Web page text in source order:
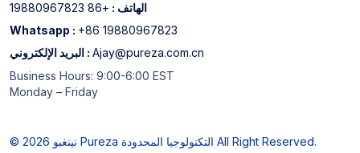
الهاتف : +86 19880967823
Whatsapp : +86 19880967823
البريد الإلكتروني : Ajay@pureza.com.cn
Business Hours: 9:00-6:00 EST
Monday – Friday
© 2026 نينغبو Pureza التكنولوجيا المحدودة All Right Reserved.